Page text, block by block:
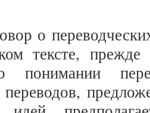
о
тексте,
понимании
переводов,